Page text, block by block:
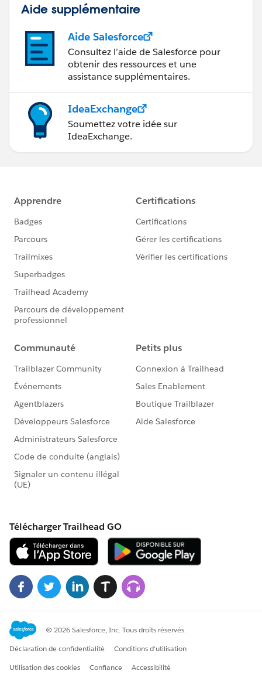
Aide supplémentaire
Aide Salesforce
Consultez l’aide de Salesforce pour
obtenir des ressources et une
assistance supplémentaires.
IdeaExchange
Soumettez votre idée sur
IdeaExchange.